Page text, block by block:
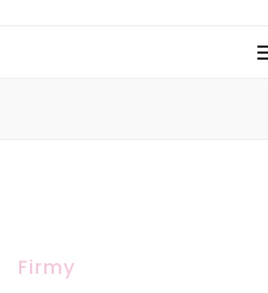
Firmy